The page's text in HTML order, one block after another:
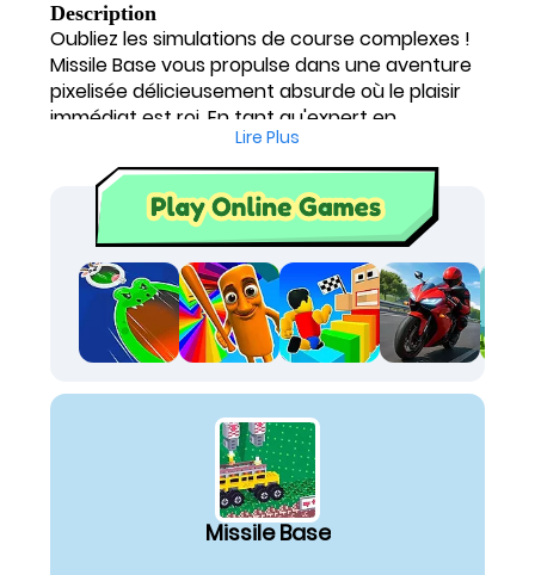
Description
Oubliez les simulations de course complexes !
Missile Base vous propulse dans une aventure
pixelisée délicieusement absurde où le plaisir
immédiat est roi. En tant qu'expert en
conception de jeux, je suis fasciné par l'audace
de ce titre qui propose de piloter des véhicules
brinquebalants sans... volant ! C'est une
expérience unique, idéale parmi les browser
games, offrant une prise en main d'une
simplicité enfantine. Vous n'avez qu'à gérer
l'accélération et le freinage, ce qui le classe
parmi les easy games to play les plus hilarants.
Préparez-vous à des fous rires et à des
tentez de maîtriser l'imprévisible !
Ce jeu de course se distingue par ses
véhicules cubiques au design comique, conçus
pour se disloquer au moindre choc. Le terrain
accidenté mettra à l'épreuve votre sens du
timing, exigeant une gestion minutieuse de
Lire Plus
Missile Base